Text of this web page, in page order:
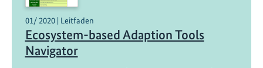
01/ 2020 | Leitfaden
Ecosystem-based Adaption Tools
Navigator